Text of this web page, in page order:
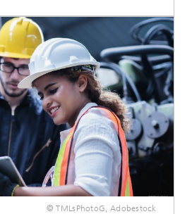
© TMLsPhotoG, Adobestock